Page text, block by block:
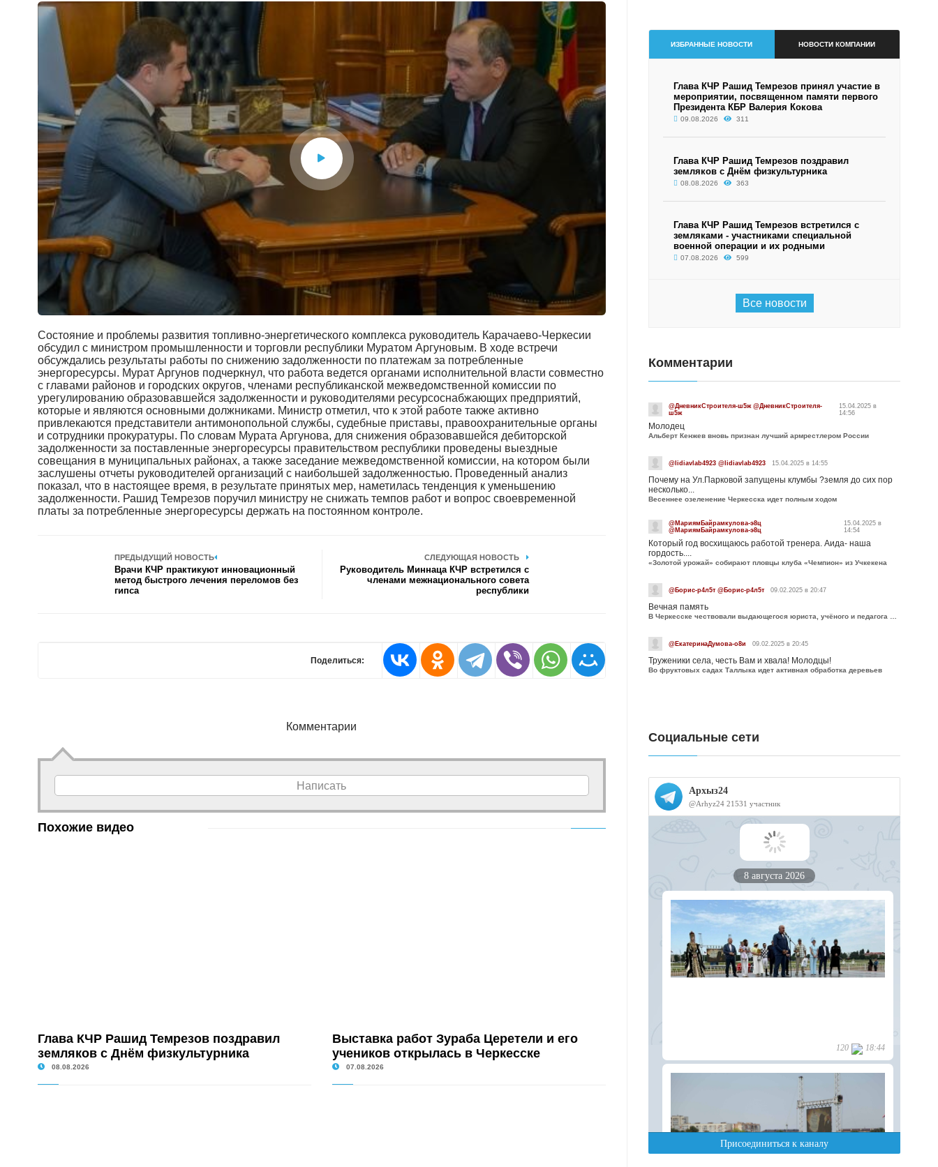
Состояние и проблемы развития топливно-энергетического комплекса руководитель Карачаево-Черкесии
обсудил с министром промышленности и торговли республики Муратом Аргуновым. В ходе встречи
обсуждались результаты работы по снижению задолженности по платежам за потребленные
энергоресурсы. Мурат Аргунов подчеркнул, что работа ведется органами исполнительной власти совместно
с главами районов и городских округов, членами республиканской межведомственной комиссии по
урегулированию образовавшейся задолженности и руководителями ресурсоснабжающих предприятий,
которые и являются основными должниками. Министр отметил, что к этой работе также активно
привлекаются представители антимонопольной службы, судебные приставы, правоохранительные органы
и сотрудники прокуратуры. По словам Мурата Аргунова, для снижения образовавшейся дебиторской
задолженности за поставленные энергоресурсы правительством республики проведены выездные
совещания в муниципальных районах, а также заседание межведомственной комиссии, на котором были
заслушены отчеты руководителей организаций с наибольшей задолженностью. Проведенный анализ
показал, что в настоящее время, в результате принятых мер, наметилась тенденция к уменьшению
задолженности. Рашид Темрезов поручил министру не снижать темпов работ и вопрос своевременной
платы за потребленные энергоресурсы держать на постоянном контроле.
ПРЕДЫДУЩИЙ НОВОСТЬ
Врачи КЧР практикуют инновационный
метод быстрого лечения переломов без
гипса
СЛЕДУЮЩАЯ НОВОСТЬ
Руководитель Миннаца КЧР встретился с
членами межнационального совета
республики
Поделиться:
Комментарии
Написать
Похожие видео
Глава КЧР Рашид Темрезов поздравил
земляков с Днём физкультурника
08.08.2026
Выставка работ Зураба Церетели и его
учеников открылась в Черкесске
07.08.2026
ИЗБРАННЫЕ НОВОСТИ НОВОСТИ КОМПАНИИ
Глава КЧР Рашид Темрезов принял участие в
мероприятии, посвященном памяти первого
Президента КБР Валерия Кокова
09.08.2026 311
Глава КЧР Рашид Темрезов поздравил
земляков с Днём физкультурника
08.08.2026 363
Глава КЧР Рашид Темрезов встретился с
земляками - участниками специальной
военной операции и их родными
07.08.2026 599
Все новости
Комментарии
@ДневникСтроителя-ш5ж @ДневникСтроителя-
ш5ж
15.04.2025 в
14:56
Молодец
Альберт Кенжев вновь признан лучший армрестлером России
@lidiavlab4923 @lidiavlab4923 15.04.2025 в 14:55
Почему на Ул.Парковой запущены клумбы ?земля до сих пор
несколько...
Весеннее озеленение Черкесска идет полным ходом
@МариямБайрамкулова-э8ц
@МариямБайрамкулова-э8ц
15.04.2025 в
14:54
Который год восхищаюсь работой тренера. Аида- наша
гордость....
«Золотой урожай» собирают пловцы клуба «Чемпион» из Учкекена
@Борис-р4л5т @Борис-р4л5т 09.02.2025 в 20:47
Вечная память
@ЕкатеринаДумова-о8и 09.02.2025 в 20:45
Труженики села, честь Вам и хвала! Молодцы!
Во фруктовых садах Таллыка идет активная обработка деревьев
Социальные сети